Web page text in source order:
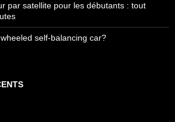
par satellite pour les débutants : tout
self-balancing car?